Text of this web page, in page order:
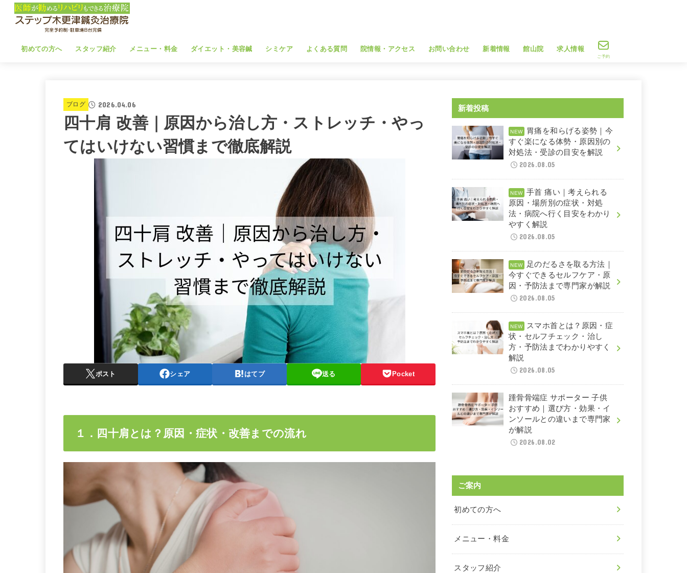
初めての方へ スタッフ紹介 メニュー・料金 ダイエット・美容鍼 シミケア よくある質問 院情報・アクセス お問い合わせ 新着情報 館山院 求人情報
ご予約
ブログ 2026.04.06
四十肩 改善｜原因から治し方・ストレッチ・やっ
てはいけない習慣まで徹底解説
ポスト シェア はてブ 送る Pocket
１．四十肩とは？原因・症状・改善までの流れ
新着投稿
胃痛を和らげる姿勢｜今
すぐ楽になる体勢・原因別の
対処法・受診の目安を解説
2026.08.05
手首 痛い｜考えられる
原因・場所別の症状・対処
法・病院へ行く目安をわかり
やすく解説
2026.08.05
足のだるさを取る方法｜
今すぐできるセルフケア・原
因・予防法まで専門家が解説
2026.08.05
スマホ首とは？原因・症
状・セルフチェック・治し
方・予防法までわかりやすく
解説
2026.08.05
踵骨骨端症 サポーター 子供
おすすめ｜選び方・効果・イ
ンソールとの違いまで専門家
が解説
2026.08.02
ご案内
初めての方へ
メニュー・料金
スタッフ紹介